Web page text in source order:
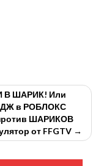
В ШАРИК! Или
в РОБЛОКС
ШАРИКОВ
от FFGTV →